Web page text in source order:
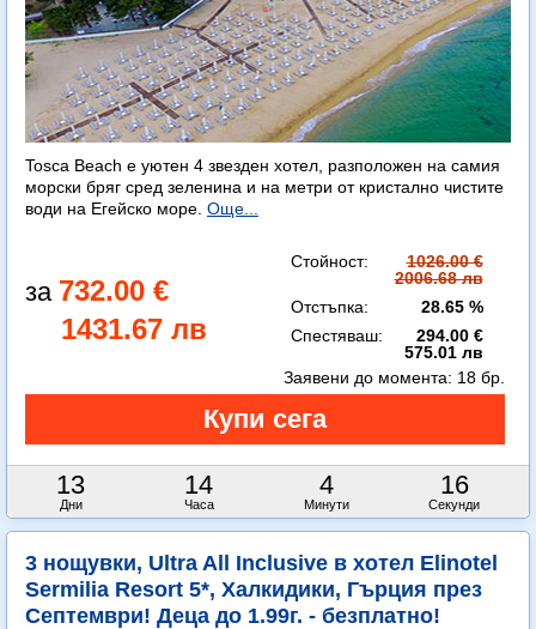
Tosca Beach е уютен 4 звезден хотел, разположен на самия
морски бряг сред зеленина и на метри от кристално чистите
води на Егейско море. Още...
732.00 €
1431.67 лв
Стойност:
1026.00 €
2006.68 лв
Отстъпка:
28.65 %
Спестяваш:
294.00 €
575.01 лв
13
Дни
14
Часа
4
Минути
14
Секунди
Заявени до момента: 18 бр.
3 нощувки, Ultra All Inclusive в хотел Elinotel
Sermilia Resort 5*, Халкидики, Гърция през
Септември! Деца до 1.99г. - безплатно!